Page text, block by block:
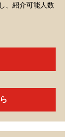
、紹介可能人数